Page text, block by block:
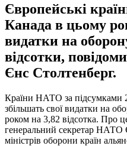
Європейські
Канада в цьому
видатки на
відсотки,
Єнс Столтенберг.
Країни НАТО за підсумками
збільшать свої видатки на
роком на 3,82 відсотка. Про
генеральний секретар НАТО
міністрів оборони країн